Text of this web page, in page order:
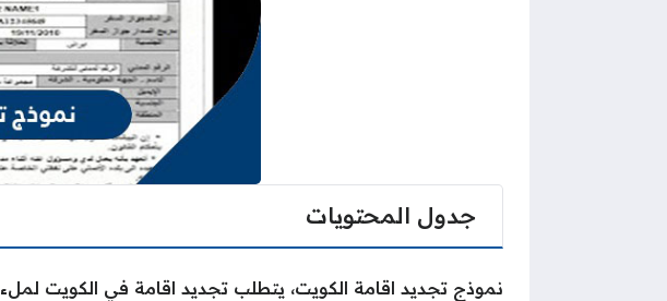
جدول المحتويات
نموذج تجديد اقامة الكويت، يتطلب تجديد اقامة في الكويت